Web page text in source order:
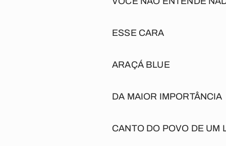
ESSE CARA
ARAÇÁ BLUE
DA MAIOR IMPORTÂNCIA
CANTO DO POVO DE UM